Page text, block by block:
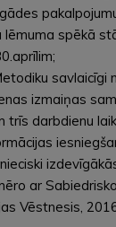
spēkā
izmaiņas
trīs darbdienu
ar
Vēstnesis,